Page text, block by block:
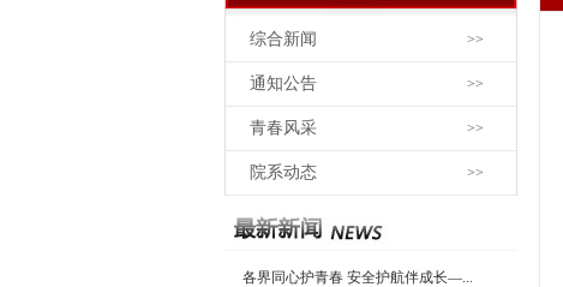
综合新闻 >>
通知公告 >>
青春风采 >>
院系动态 >>
各界同心护青春 安全护航伴成长—...